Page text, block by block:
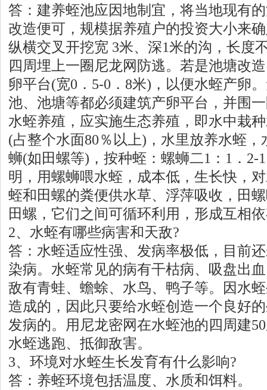
答：建养蛭池应因地制宜，将当地现有
改造便可，规模据养殖户的投资大小来
纵横交叉开挖宽 3米、深1米的沟，长度
四周埋上一圈尼龙网防逃。若是池塘改
卵平台(宽0．5-0．8米)，以便水蛭产卵
池、池塘等都必须建筑产卵平台，并围
水蛭养殖，应实施生态养殖，即水中栽
(占整个水面80％以上)，水里放养水蛭
蛳(如田螺等)，按种蛭：螺蛳二1：1．2-
明，用螺蛳喂水蛭，成本低，生长快，
蛭和田螺的粪便供水草、浮萍吸收，田
田螺，它们之间可循环利用，形成互相
2、水蛭有哪些病害和天敌?
答：水蛭适应性强、发病率极低，目前
染病。水蛭常见的病有干枯病、吸盘出
敌有青蛙、蟾蜍、水鸟、鸭子等。因水
造成的，因此只要给水蛭创造一个良好
发病的。用尼龙密网在水蛭池的四周建
水蛭逃跑、抵御敌害。
3、环境对水蛭生长发育有什么影响?
答：养蛭环境包括温度、水质和饵料。